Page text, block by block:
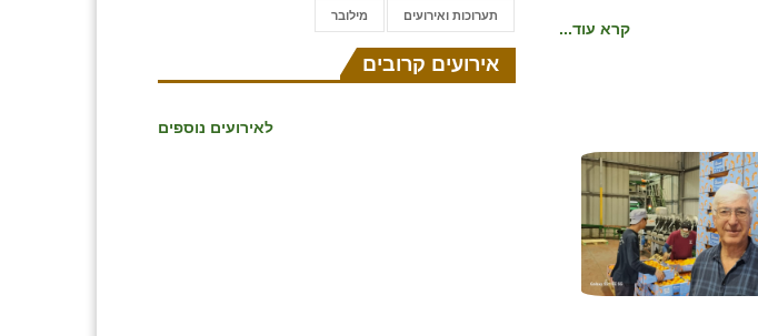
קרא עוד...
תערוכות ואירועים ⁨מילובר
אירועים קרובים
לאירועים נוספים